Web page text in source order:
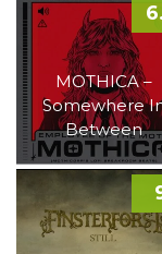
MOTHICA –
Somewhere
Between